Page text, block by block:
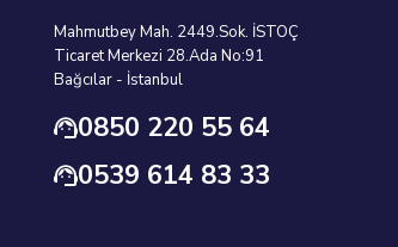
Mahmutbey Mah. 2449.Sok. İSTOÇ
Ticaret Merkezi 28.Ada No:91
Bağcılar - İstanbul
0850 220 55 64
0539 614 83 33